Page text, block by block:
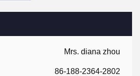
Mrs. diana zhou
86-188-2364-2802